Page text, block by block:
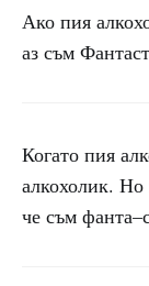
Ако пия
аз съм
Когато пия
алкохолик. Но
че съм